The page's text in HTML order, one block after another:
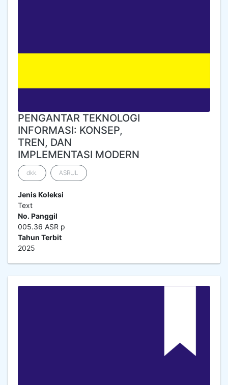
PENGANTAR TEKNOLOGI
INFORMASI: KONSEP,
TREN, DAN
IMPLEMENTASI MODERN
dkk. ASRUL
Jenis Koleksi
Text
No. Panggil
005.36 ASR p
Tahun Terbit
2025